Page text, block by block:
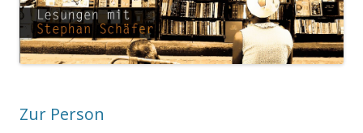
Zur Person